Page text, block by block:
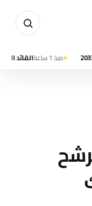
منذ 1 ساعة القائد العام للجيش